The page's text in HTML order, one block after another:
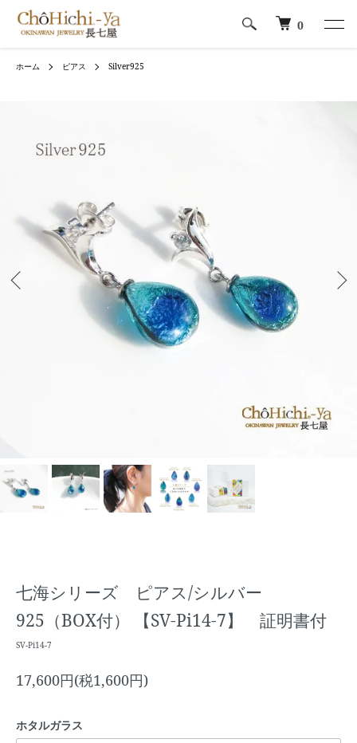
0
ホーム ピアス Silver925
七海シリーズ ピアス/シルバー
925（BOX付） 【SV-Pi14-7】 証明書付
SV-Pi14-7
17,600円(税1,600円)
ホタルガラス